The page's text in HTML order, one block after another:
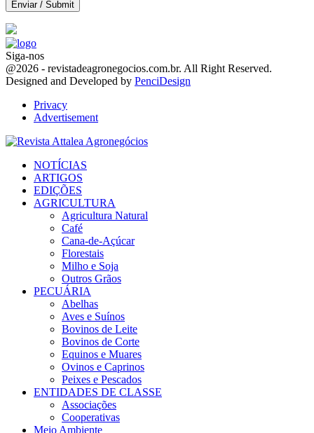
Siga-nos
Facebook
Twitter
Instagram
Linkedin
Youtube
Email
@2026 - revistadeagronegocios.com.br. All Right Reserved.
Designed and Developed by PenciDesign
Privacy
Advertisement
NOTÍCIAS
ARTIGOS
EDIÇÕES
AGRICULTURA
Agricultura Natural
Café
Cana-de-Açúcar
Florestais
Milho e Soja
Outros Grãos
PECUÁRIA
Abelhas
Aves e Suínos
Bovinos de Leite
Bovinos de Corte
Equinos e Muares
Ovinos e Caprinos
Peixes e Pescados
ENTIDADES DE CLASSE
Associações
Cooperativas
Meio Ambiente